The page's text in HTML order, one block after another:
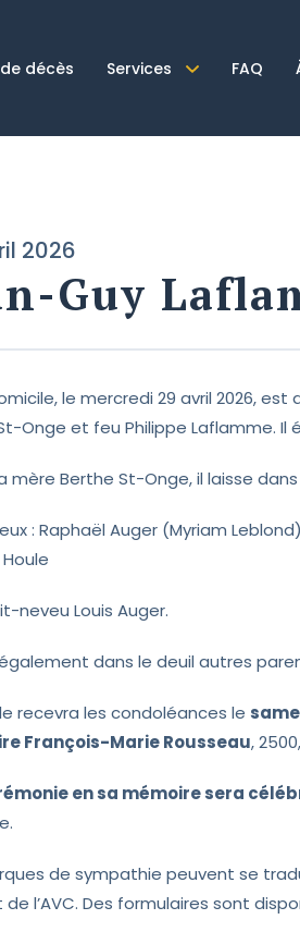
décès Services FAQ
2026
Guy
le mercredi 29 avril 2026,
Onge et feu Philippe Laflamme. Il
mère Berthe St-Onge, il laisse
: Raphaël Auger (Myriam
neveu Louis Auger.
dans le deuil autres
recevra les condoléances le
François-Marie Rousseau,
en sa mémoire sera
de sympathie peuvent se
l’AVC. Des formulaires sont